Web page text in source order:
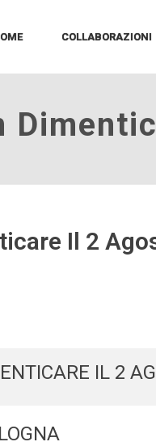
COLLABORAZIONI
Il 2
IL 2